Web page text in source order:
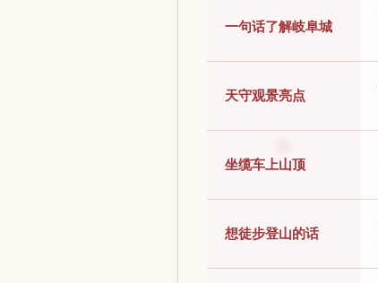
一句话了解岐阜城
天守观景亮点
坐缆车上山顶
想徒步登山的话